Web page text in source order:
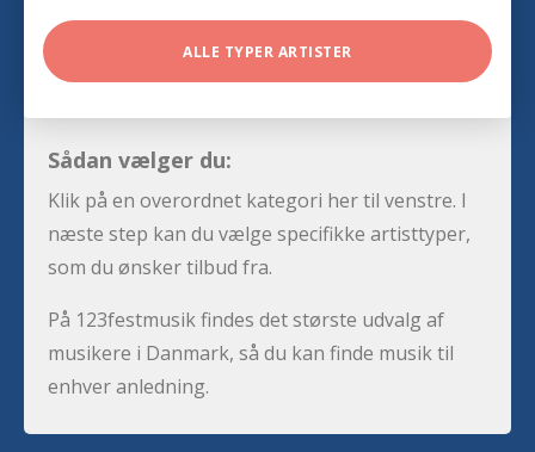
ALLE TYPER ARTISTER
Sådan vælger du:
Klik på en overordnet kategori her til venstre. I
næste step kan du vælge specifikke artisttyper,
som du ønsker tilbud fra.
På 123festmusik findes det største udvalg af
musikere i Danmark, så du kan finde musik til
enhver anledning.